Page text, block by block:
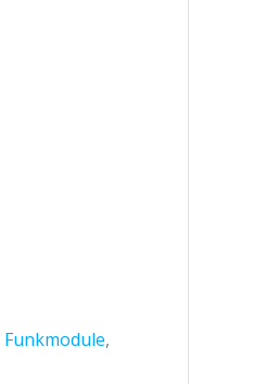
Funkmodule,